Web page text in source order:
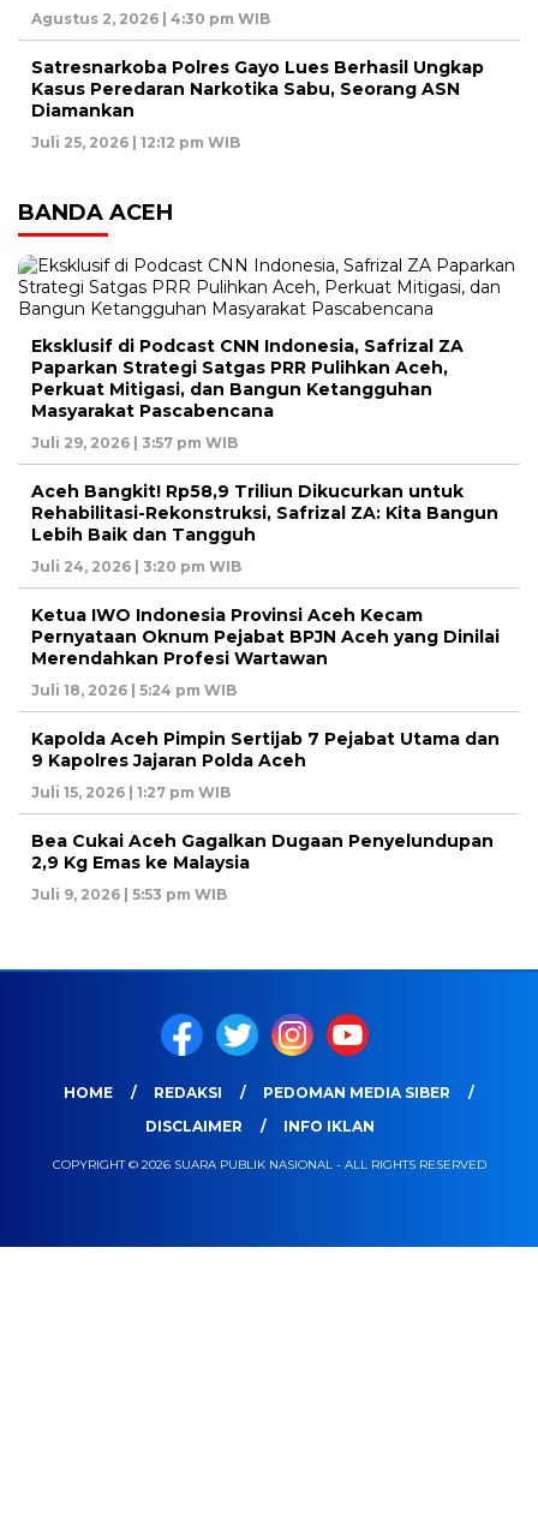
Agustus 2, 2026 | 4:30 pm WIB
Satresnarkoba Polres Gayo Lues Berhasil Ungkap
Kasus Peredaran Narkotika Sabu, Seorang ASN
Diamankan
Juli 25, 2026 | 12:12 pm WIB
BANDA ACEH
Eksklusif di Podcast CNN Indonesia, Safrizal ZA
Paparkan Strategi Satgas PRR Pulihkan Aceh,
Perkuat Mitigasi, dan Bangun Ketangguhan
Masyarakat Pascabencana
Juli 29, 2026 | 3:57 pm WIB
Aceh Bangkit! Rp58,9 Triliun Dikucurkan untuk
Rehabilitasi-Rekonstruksi, Safrizal ZA: Kita Bangun
Lebih Baik dan Tangguh
Juli 24, 2026 | 3:20 pm WIB
Ketua IWO Indonesia Provinsi Aceh Kecam
Pernyataan Oknum Pejabat BPJN Aceh yang Dinilai
Merendahkan Profesi Wartawan
Juli 18, 2026 | 5:24 pm WIB
Kapolda Aceh Pimpin Sertijab 7 Pejabat Utama dan
9 Kapolres Jajaran Polda Aceh
Juli 15, 2026 | 1:27 pm WIB
Bea Cukai Aceh Gagalkan Dugaan Penyelundupan
2,9 Kg Emas ke Malaysia
Juli 9, 2026 | 5:53 pm WIB
HOME REDAKSI
PEDOMAN MEDIA SIBER
DISCLAIMER
INFO IKLAN
COPYRIGHT © 2026 SUARA PUBLIK NASIONAL - ALL RIGHTS RESERVED